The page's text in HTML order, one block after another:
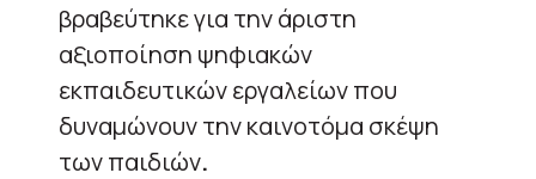
βραβεύτηκε για την άριστη
αξιοποίηση ψηφιακών
εκπαιδευτικών εργαλείων που
δυναμώνουν την καινοτόμα σκέψη
των παιδιών.